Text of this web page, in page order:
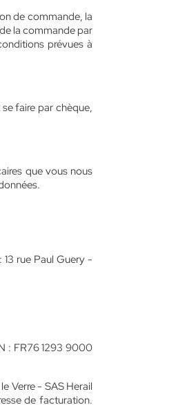
de commande, la
la commande par
prévues à
faire par chèque,
que vous nous
rue Paul Guery -
: FR76 1293 9000
Verre - SAS Herail
de facturation.